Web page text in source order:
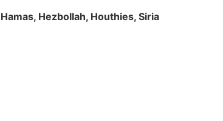
Hamas, Hezbollah, Houthies, Siria